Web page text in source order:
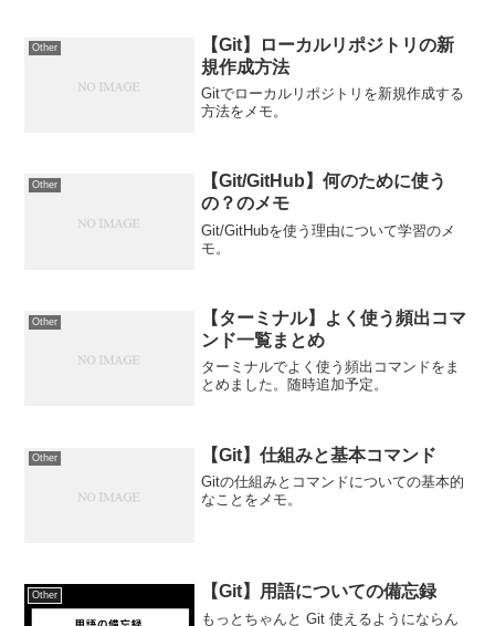
Other
【Git】ローカルリポジトリの新
規作成方法
Gitでローカルリポジトリを新規作成する
方法をメモ。
Other
【Git/GitHub】何のために使う
の？のメモ
Git/GitHubを使う理由について学習のメ
モ。
Other
【ターミナル】よく使う頻出コマ
ンド一覧まとめ
ターミナルでよく使う頻出コマンドをま
とめました。随時追加予定。
Other 【Git】仕組みと基本コマンド
Gitの仕組みとコマンドについての基本的
なことをメモ。
Other 【Git】用語についての備忘録
もっとちゃんと Git 使えるようにならん